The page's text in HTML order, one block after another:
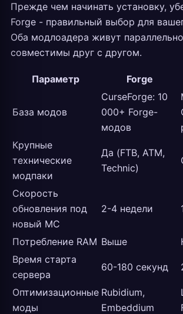
Прежде чем начинать установку,
Forge - правильный выбор для
Оба модлоадера живут
совместимы друг с другом.
Параметр Forge
База модов
CurseForge: 10
000+ Forge-
модов
Крупные
технические
модпаки
Да (FTB, ATM,
Technic)
Скорость
обновления под
новый MC
2-4 недели
Потребление RAM Выше
Время старта
сервера
60-180 секунд
Оптимизационные
моды
Rubidium,
Embeddium